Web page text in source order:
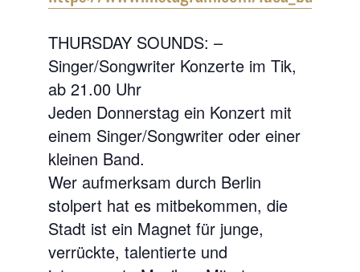
THURSDAY SOUNDS: –
Singer/Songwriter Konzerte im Tik,
ab 21.00 Uhr
Jeden Donnerstag ein Konzert mit
einem Singer/Songwriter oder einer
kleinen Band.
Wer aufmerksam durch Berlin
stolpert hat es mitbekommen, die
Stadt ist ein Magnet für junge,
verrückte, talentierte und